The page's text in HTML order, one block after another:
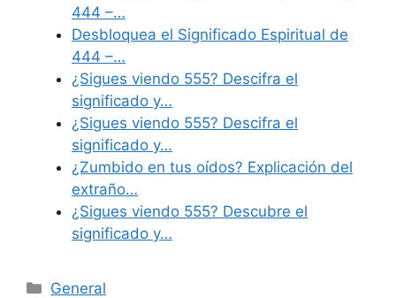
444 –…
Desbloquea el Significado Espiritual de
444 –…
¿Sigues viendo 555? Descifra el
significado y…
¿Sigues viendo 555? Descifra el
significado y…
¿Zumbido en tus oídos? Explicación del
extraño…
¿Sigues viendo 555? Descubre el
significado y…
Categories
General